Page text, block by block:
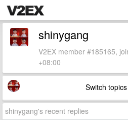
shinygang
V2EX member #185165,
+08:00
Switch
shinygang's recent replies